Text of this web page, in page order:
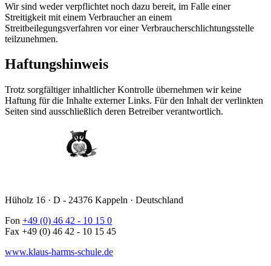
Wir sind weder verpflichtet noch dazu bereit, im Falle einer
Streitigkeit mit einem Verbraucher an einem
Streitbeilegungsverfahren vor einer Verbraucherschlichtungsstelle
teilzunehmen.
Haftungshinweis
Trotz sorgfältiger inhaltlicher Kontrolle übernehmen wir keine
Haftung für die Inhalte externer Links. Für den Inhalt der verlinkten
Seiten sind ausschließlich deren Betreiber verantwortlich.
Hüholz 16 · D - 24376 Kappeln · Deutschland
Fon +49 (0) 46 42 - 10 15 0
Fax +49 (0) 46 42 - 10 15 45
www.klaus-harms-schule.de